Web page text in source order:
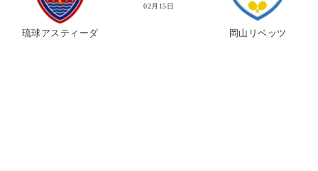
琉球アスティーダ
02月15日
岡山リベッツ